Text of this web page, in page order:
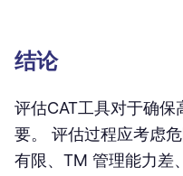
结论
评估CAT工具对于确
要。 评估过程应考虑
有限、TM 管理能力差